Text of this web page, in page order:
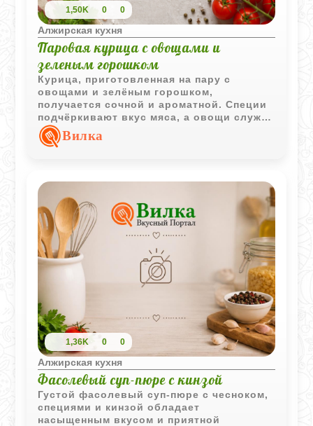
1,50K 0 0
Алжирская кухня
Паровая курица с овощами и
зеленым горошком
Курица, приготовленная на пару с
овощами и зелёным горошком,
получается сочной и ароматной. Специи
подчёркивают вкус мяса, а овощи служат
одновременно начинкой и гарниром.
Вилка
1,36K 0 0
Алжирская кухня
Фасолевый суп-пюре с кинзой
Густой фасолевый суп-пюре с чесноком,
специями и кинзой обладает
насыщенным вкусом и приятной